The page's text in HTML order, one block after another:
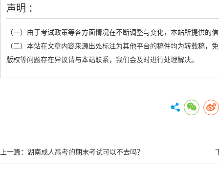
声明 ：
（一）由于考试政策等各方面情况在不断调整与变化，本站所提供的
（二）本站在文章内容来源出处标注为其他平台的稿件均为转载稿
版权等问题存在异议请与本站联系，我们会及时进行处理解决。
上一篇： 湖南成人高考的期末考试可以不去吗？